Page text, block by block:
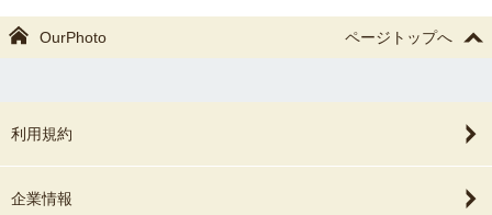
OurPhoto ページトップへ
利用規約
企業情報